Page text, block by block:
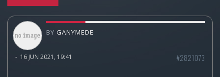
BY GANYMEDE
- 16 JUN 2021, 19:41 #2821073